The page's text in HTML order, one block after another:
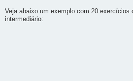
Veja abaixo um exemplo com 20 exercícios
intermediário: